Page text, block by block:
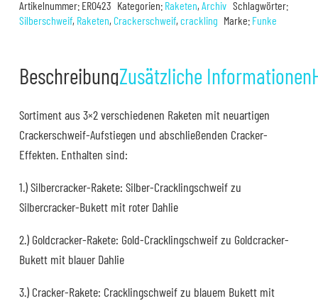
Artikelnummer: ER0423 Kategorien: Raketen,Archiv Schlagwörter:
Silberschweif, Raketen, Crackerschweif, crackling Marke: Funke
BeschreibungZusätzliche Informationen
Sortiment aus 3×2 verschiedenen Raketen mit neuartigen
Crackerschweif-Aufstiegen und abschließenden Cracker-
Effekten. Enthalten sind:
1.) Silbercracker-Rakete: Silber-Cracklingschweif zu
Silbercracker-Bukett mit roter Dahlie
2.) Goldcracker-Rakete: Gold-Cracklingschweif zu Goldcracker-
Bukett mit blauer Dahlie
3.) Cracker-Rakete: Cracklingschweif zu blauem Bukett mit